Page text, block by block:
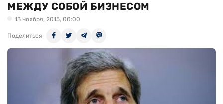
МЕЖДУ СОБОЙ БИЗНЕСОМ
13 ноября, 2015, 00:00
Поделиться